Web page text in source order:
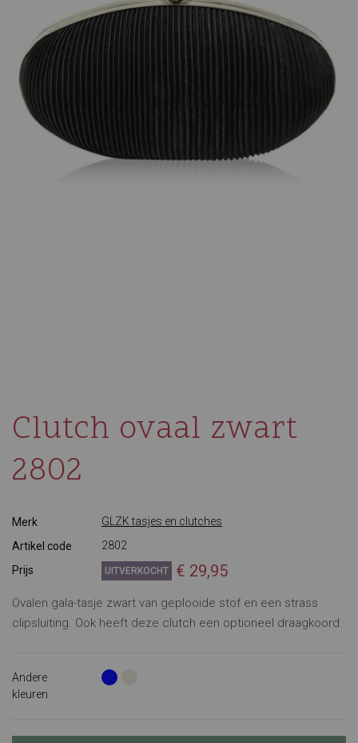
Clutch ovaal zwart
2802
Merk
GLZK tasjes en clutches
Artikel code
2802
Prijs
UITVERKOCHT € 29,95
Ovalen gala-tasje zwart van geplooide stof en een strass
clipsluiting. Ook heeft deze clutch een optioneel draagkoord.
Andere
kleuren